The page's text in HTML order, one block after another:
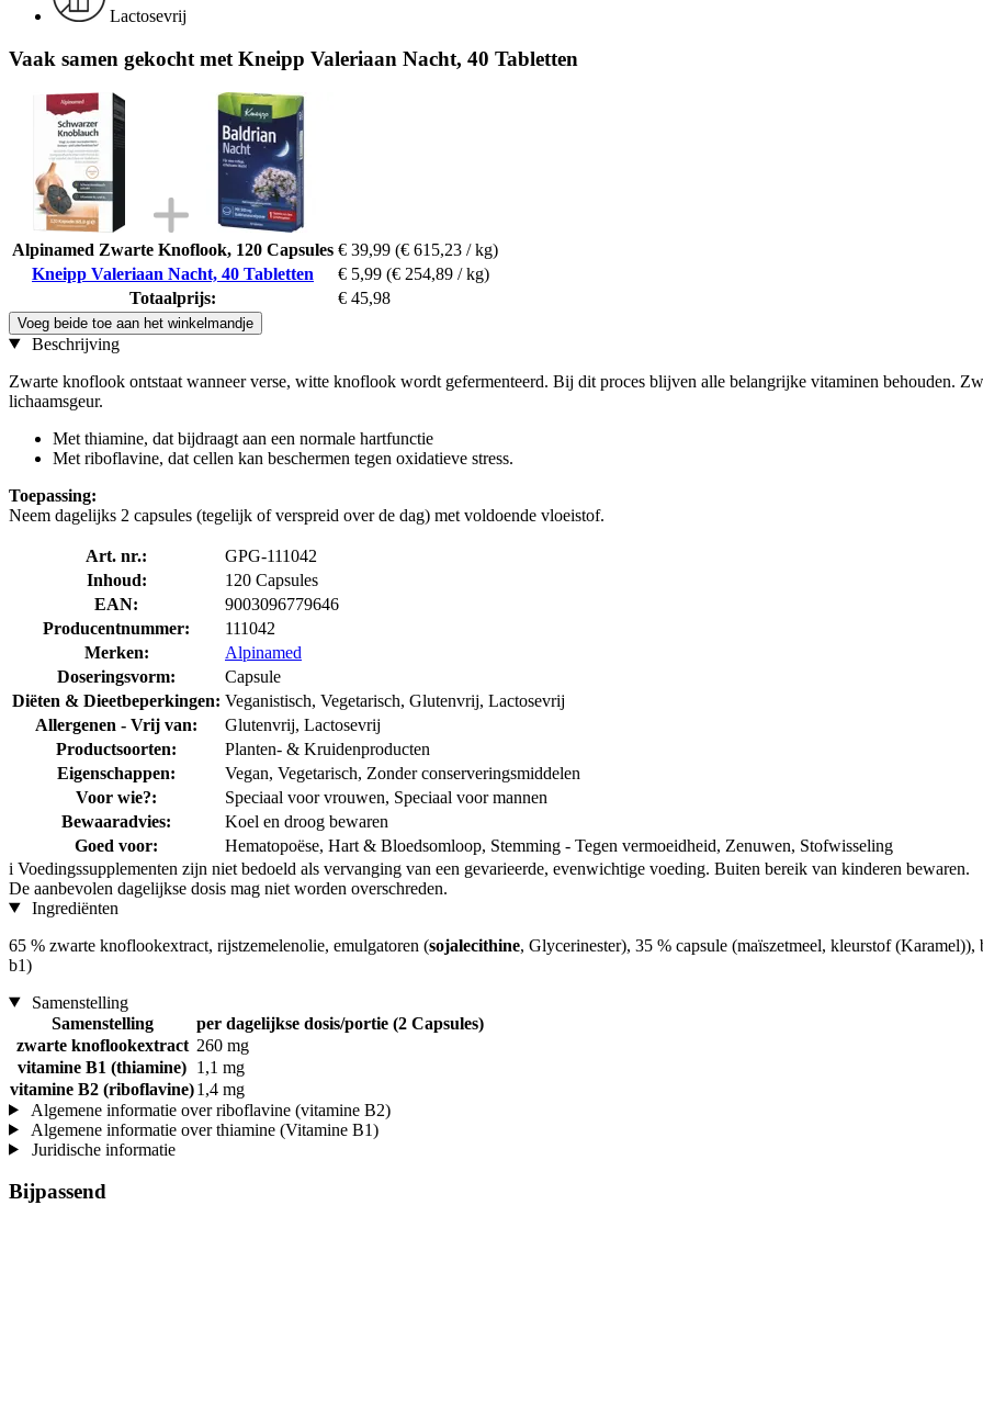
Lactosevrij
Vaak samen gekocht met Kneipp Valeriaan Nacht, 40 Tabletten
Alpinamed Zwarte Knoflook, 120 Capsules € 39,99 (€ 615,23 / kg)
Kneipp Valeriaan Nacht, 40 Tabletten
€ 5,99 (€ 254,89 / kg)
Totaalprijs:
€ 45,98
Voeg beide toe aan het winkelmandje
Beschrijving
Zwarte knoflook ontstaat wanneer verse, witte knoflook wordt gefermenteerd. Bij dit proces blijven alle belangrijke vitaminen behouden.
lichaamsgeur.
Met thiamine, dat bijdraagt aan een normale hartfunctie
Met riboflavine, dat cellen kan beschermen tegen oxidatieve stress.
Toepassing:
Neem dagelijks 2 capsules (tegelijk of verspreid over de dag) met voldoende vloeistof.
Art. nr.:
GPG-111042
Inhoud:
120 Capsules
EAN:
9003096779646
Producentnummer:
111042
Merken:
Alpinamed
Doseringsvorm:
Capsule
Diëten & Dieetbeperkingen: Veganistisch, Vegetarisch, Glutenvrij, Lactosevrij
Allergenen - Vrij van:
Glutenvrij, Lactosevrij
Productsoorten:
Planten- & Kruidenproducten
Eigenschappen:
Vegan, Vegetarisch, Zonder conserveringsmiddelen
Voor wie?:
Speciaal voor vrouwen, Speciaal voor mannen
Bewaaradvies:
Koel en droog bewaren
Goed voor:
Hematopoëse, Hart & Bloedsomloop, Stemming - Tegen vermoeidheid, Zenuwen, Stofwisseling
i Voedingssupplementen zijn niet bedoeld als vervanging van een gevarieerde, evenwichtige voeding. Buiten bereik van kinderen bewaren.
De aanbevolen dagelijkse dosis mag niet worden overschreden.
Ingrediënten
65 % zwarte knoflookextract, rijstzemelenolie, emulgatoren (sojalecithine, Glycerinester), 35 % capsule (maïszetmeel, kleurstof
b1)
Samenstelling
Samenstelling
per dagelijkse dosis/portie (2 Capsules)
zwarte knoflookextract 260 mg
vitamine B1 (thiamine) 1,1 mg
vitamine B2 (riboflavine)1,4 mg
Algemene informatie over riboflavine (vitamine B2)
Algemene informatie over thiamine (Vitamine B1)
Juridische informatie
Bijpassend